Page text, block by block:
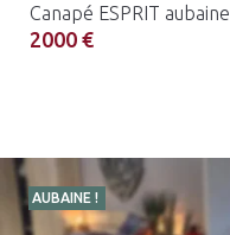
Canapé ESPRIT aubaine
2000 €
AUBAINE !